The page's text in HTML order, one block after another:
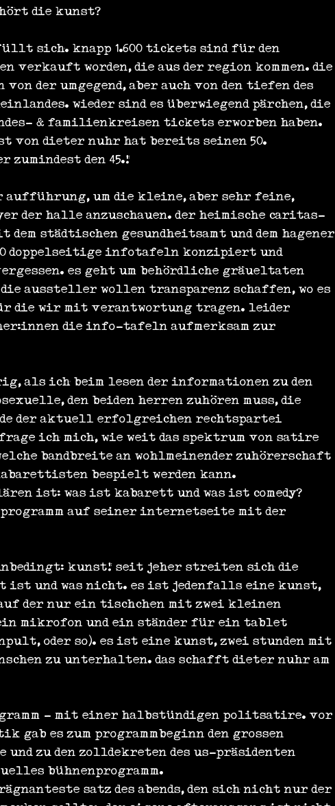
die kunst?
sich. knapp 1.600 tickets sind für den
verkauft worden, die aus der region kommen. die
der umgegend, aber auch von den tiefen des
wieder sind es überwiegend pärchen, die
& familienkreisen tickets erworben haben.
von dieter nuhr hat bereits seinen 50.
den 45.!
aufführung, um die kleine, aber sehr feine,
der halle anzuschauen. der heimische caritas-
dem städtischen gesundheitsamt und dem hagener
doppelseitige infotafeln konzipiert und
es geht um behördliche gräueltaten
aussteller wollen transparenz schaffen, wo es
die wir mit verantwortung tragen. leider
die info-tafeln aufmerksam zur
als ich beim lesen der informationen zu den
den beiden herren zuhören muss, die
der aktuell erfolgreichen rechtspartei
ich mich, wie weit das spektrum von satire
bandbreite an wohlmeinender zuhörerschaft
bespielt werden kann.
ist: was ist kabarett und was ist comedy?
auf seiner internetseite mit der
kunst! seit jeher streiten sich die
ist und was nicht. es ist jedenfalls eine kunst,
der nur ein tischchen mit zwei kleinen
mikrofon und ein ständer für ein tablet
oder so). es ist eine kunst, zwei stunden mit
zu unterhalten. das schafft dieter nuhr am
- mit einer halbstündigen politsatire. vor
gab es zum programmbeginn den grossen
und zu den zolldekreten des us-präsidenten
bühnenprogramm.
satz des abends, den sich nicht nur der